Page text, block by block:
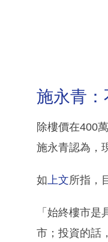
施永青
除樓價在400
施永青認為，
如 上文所指，
「始終樓市
市；投資的話